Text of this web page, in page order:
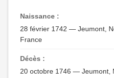
Naissance :
28 février 1742 — Jeumont,
France
Décès :
20 octobre 1746 — Jeumont,